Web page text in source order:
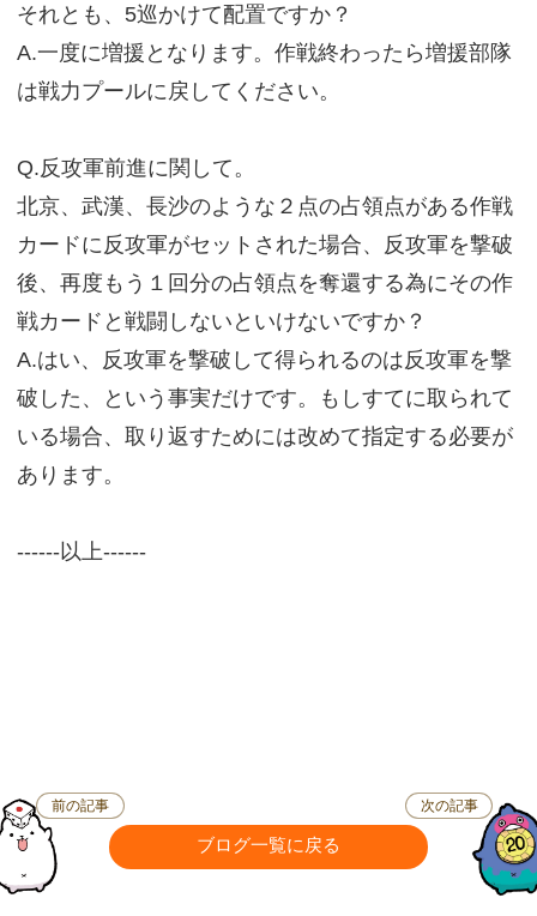
それとも、5巡かけて配置ですか？
A.一度に増援となります。作戦終わったら増援部隊
は戦力プールに戻してください。
Q.反攻軍前進に関して。
北京、武漢、長沙のような２点の占領点がある作戦
カードに反攻軍がセットされた場合、反攻軍を撃破
後、再度もう１回分の占領点を奪還する為にその作
戦カードと戦闘しないといけないですか？
A.はい、反攻軍を撃破して得られるのは反攻軍を撃
破した、という事実だけです。もしすてに取られて
いる場合、取り返すためには改めて指定する必要が
あります。
------以上------
前の記事
ブログ一覧に戻る
次の記事